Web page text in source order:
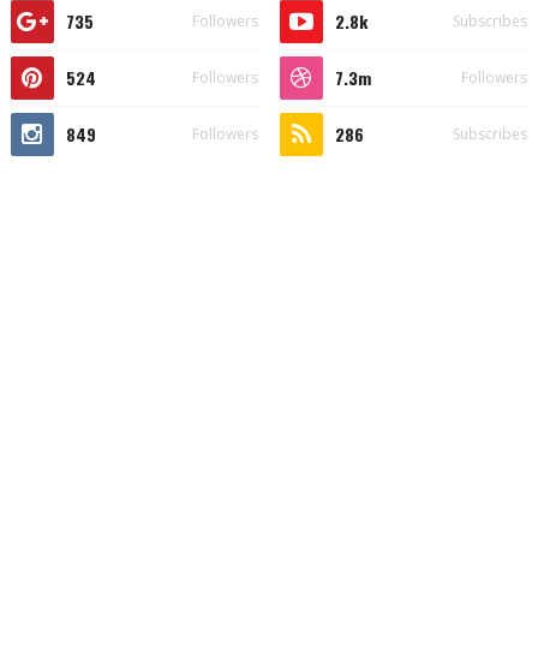
735 Followers 2.8k Subscribes
524 Followers 7.3m Followers
849 Followers 286 Subscribes